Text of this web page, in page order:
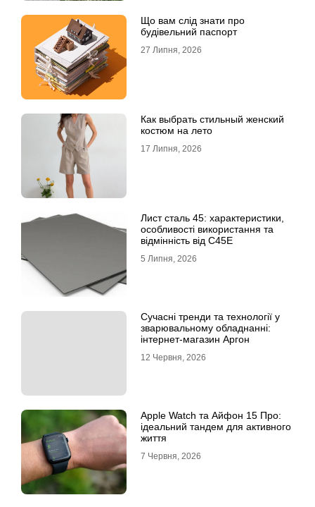
Що вам слід знати про
будівельний паспорт
27 Липня, 2026
Как выбрать стильный женский
костюм на лето
17 Липня, 2026
Лист сталь 45: характеристики,
особливості використання та
відмінність від C45E
5 Липня, 2026
Сучасні тренди та технології у
зварювальному обладнанні:
інтернет-магазин Аргон
12 Червня, 2026
Apple Watch та Айфон 15 Про:
ідеальний тандем для активного
життя
7 Червня, 2026